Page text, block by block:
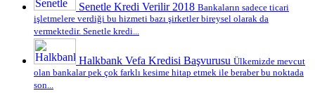
Senetle Kredi Verilir 2018 Bankaların sadece ticari
işletmelere verdiği bu hizmeti bazı şirketler bireysel olarak da
vermektedir. Senetle kredi...
Halkbank Vefa Kredisi Başvurusu Ülkemizde mevcut
olan bankalar pek çok farklı kesime hitap etmek ile beraber bu noktada
son...